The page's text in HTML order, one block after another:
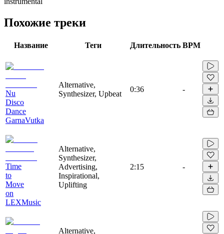
Похожие треки
Название Теги Длительность BPM
Nu
Disco
Dance
GarnaVutka
Alternative,
Synthesizer, Upbeat
0:36 -
Time
to
Move
on
LEXMusic
Alternative,
Synthesizer,
Advertising,
Inspirational,
Uplifting
2:15 -
Alternative,